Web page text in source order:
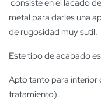
consiste en el lacado
metal para darles una
de rugosidad muy sutil.
Este tipo de acabado
Apto tanto para interior
tratamiento).